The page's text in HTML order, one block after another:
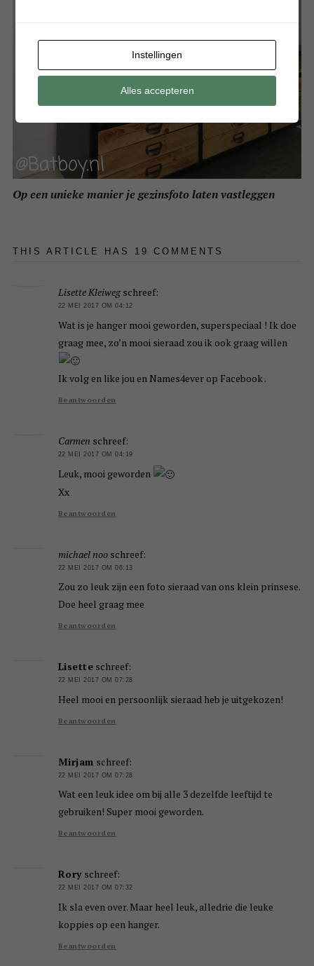
Op een unieke manier je gezinsfoto laten vastleggen
THIS ARTICLE HAS 19 COMMENTS
Lisette Kleiweg schreef:
22 MEI 2017 OM 04:12
Wat is je hanger mooi geworden, superspeciaal ! Ik doe
graag mee, zo’n mooi sieraad zou ik ook graag willen
Ik volg en like jou en Names4ever op Facebook .
Beantwoorden
Carmen schreef:
22 MEI 2017 OM 04:19
Leuk, mooi geworden
Xx
Beantwoorden
michael noo schreef:
22 MEI 2017 OM 06:13
Zou zo leuk zijn een foto sieraad van ons klein prinsese.
Doe heel graag mee
Beantwoorden
Lisette schreef:
22 MEI 2017 OM 07:28
Heel mooi en persoonlijk sieraad heb je uitgekozen!
Beantwoorden
Mirjam schreef:
22 MEI 2017 OM 07:28
Wat een leuk idee om bij alle 3 dezelfde leeftijd te
gebruiken! Super mooi geworden.
Beantwoorden
Rory schreef:
22 MEI 2017 OM 07:32
Ik sla even over. Maar heel leuk, alledrie die leuke
koppies op een hanger.
Beantwoorden
Instellingen
Alles accepteren